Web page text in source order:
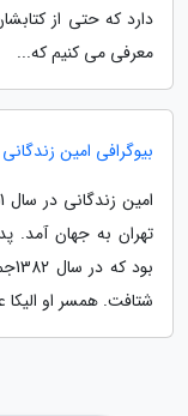
معرفی می کنیم که...
بیوگرافی امین
تهران به جهان آمد.
شتافت. همسر او الیکا